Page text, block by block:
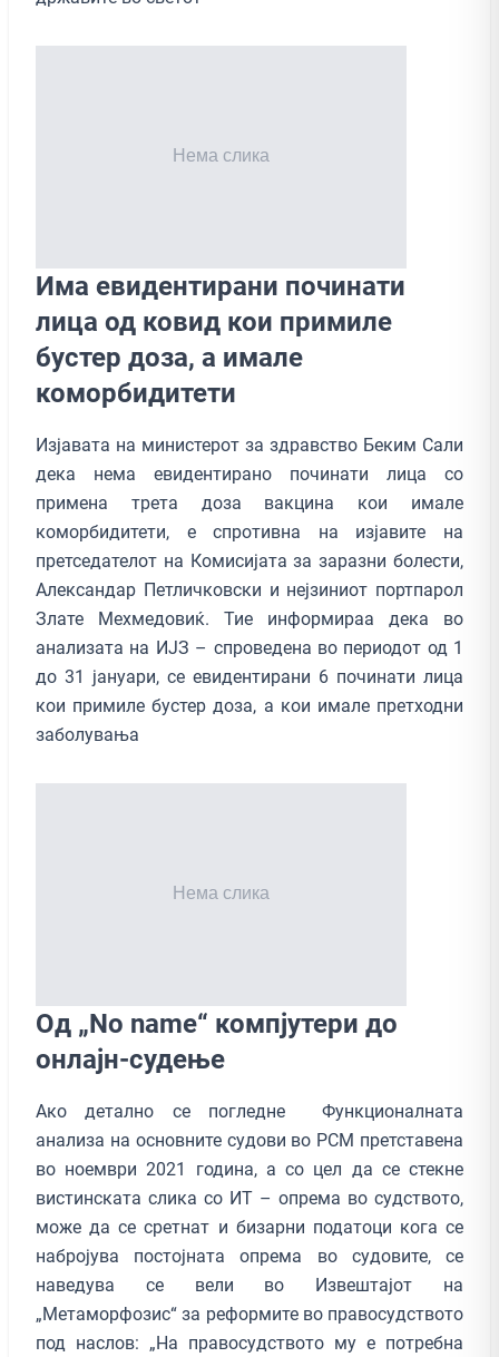
Има евидентирани починати
лица од ковид кои примиле
бустер доза, а имале
коморбидитети
Изјавата на министерот за здравство Беким Сали
дека нема евидентирано починати лица со
примена трета доза вакцина кои имале
коморбидитети, е спротивна на изјавите на
претседателот на Комисијата за заразни болести,
Александар Петличковски и нејзиниот портпарол
Злате Мехмедовиќ. Тие информираа дека во
анализата на ИЈЗ – спроведена во периодот од 1
до 31 јануари, се евидентирани 6 починати лица
кои примиле бустер доза, а кои имале претходни
заболувања
Од „No name“ компјутери до
онлајн-судење
Ако детално се погледне Функционалната
анализа на основните судови во РСМ претставена
во ноември 2021 година, а со цел да се стекне
вистинската слика со ИТ – опрема во судството,
може да се сретнат и бизарни податоци кога се
набројува постојната опрема во судовите, се
наведува се вели во Извештајот на
„Метаморфозис“ за реформите во правосудството
под наслов: „На правосудството му е потребна